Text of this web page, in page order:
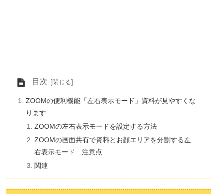
目次
ZOOMの便利機能「左右表示モード」資料が見やすくな
ります
ZOOMの左右表示モードを設定する方法
ZOOMの画面共有で資料とお顔エリアを分割する左
右表示モード 注意点
関連